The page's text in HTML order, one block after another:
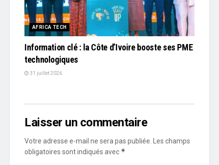
AFRICA TECH
Information clé : la Côte d’Ivoire booste ses PME
technologiques
31 juillet 2026
Laisser un commentaire
Votre adresse e-mail ne sera pas publiée. Les champs
obligatoires sont indiqués avec *